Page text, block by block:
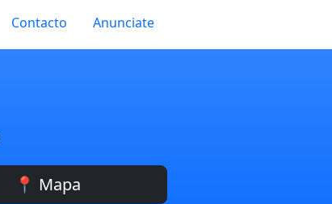
Contacto Anunciate
📍 Mapa